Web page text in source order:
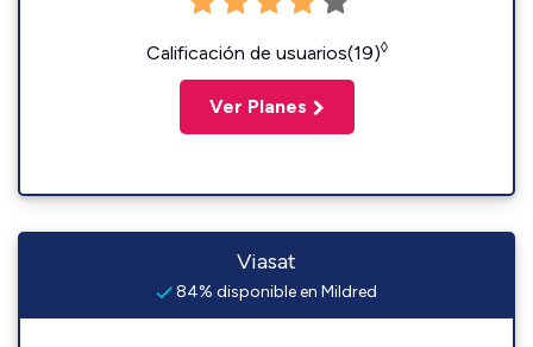
Calificación de usuarios(19)◊
Ver Planes
Viasat
84% disponible en Mildred